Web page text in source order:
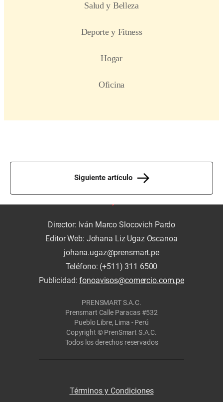
Siguiente artículo
Director: Iván Marco Slocovich Pardo
Editor Web: Johana Liz Ugaz Oscanoa
johana.ugaz@prensmart.pe
Teléfono: (+511) 311 6500
Publicidad:fonoavisos@comercio.com.pe
PRENSMART S.A.C.
Prensmart Calle Paracas #532
Pueblo Libre, Lima - Perú
Copyright © PrenSmart S.A.C.
Todos los derechos reservados
Términos y Condiciones